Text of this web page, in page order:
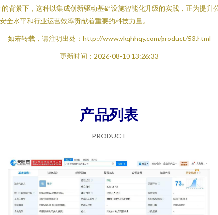
的背景下，这种以集成创新驱动基础设施智能化升级的实践，正为提升
全水平和行业运营效率贡献着重要的科技力量。
如若转载，请注明出处：http://www.vkqhhqy.com/product/53.html
更新时间：2026-08-10 13:26:33
产品列表
PRODUCT